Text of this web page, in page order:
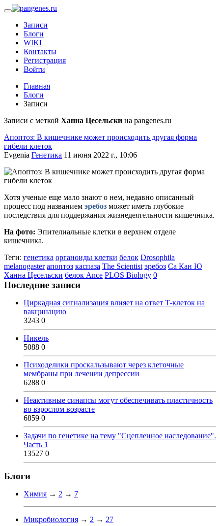
Записи
Блоги
WIKI
Контакты
Регистрация
Войти
Главная
Блоги
Записи
Записи с меткой Ханна Цесельски на pangenes.ru
Апоптоз: В кишечнике может происходить другая форма
гибели клеток
Evgenia Генетика 11 июня 2022 г., 10:06
Хотя ученые еще мало знают о нем, недавно описанный
процесс под названием эребоз может иметь глубокие
последствия для поддержания жизнедеятельности кишечника.
На фото: Эпителиальные клетки в верхнем отделе
кишечника.
Теги: генетика органоиды клетки белок Drosophila
melanogaster апоптоз каспаза The Scientist эребоз Са Кан Ю
Ханна Цесельски белок Ance PLOS Biology 0
Последние записи
Циркадная сигнализация влияет на ответ Т-клеток на
вакцинацию
3243 0
Никель
5088 0
Психоделики проскальзывают через клеточные
мембраны при лечении депрессии
6288 0
Неактивные синапсы могут обеспечивать пластичность
во взрослом возрасте
6859 0
Задачи по генетике на тему "Сцепленное наследование".
Часть 1
13527 0
Блоги
Химия → 2 → 7
Микробиология → 2 → 27